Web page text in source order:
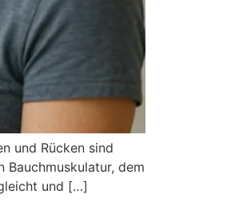
und︇ Rüc︇ken sin︇d
dem︇
und︇ […]